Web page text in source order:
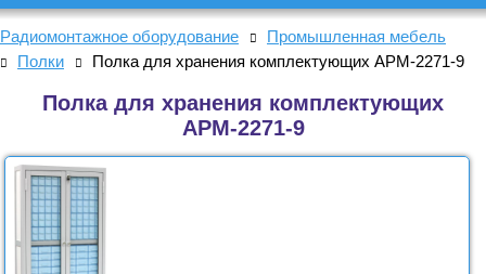
Радиомонтажное оборудование
Промышленная мебель
Полки
Полка для хранения комплектующих АРМ-2271-9
Полка для хранения комплектующих
АРМ-2271-9